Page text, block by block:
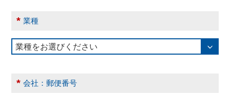
* 業種
* 会社：郵便番号